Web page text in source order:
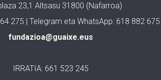
23,1 Altsasu 31800 (Nafarroa)
275 | Telegram eta WhatsApp: 618 882 675
fundazioa@guaixe.eus
IRRATIA: 661 523 245